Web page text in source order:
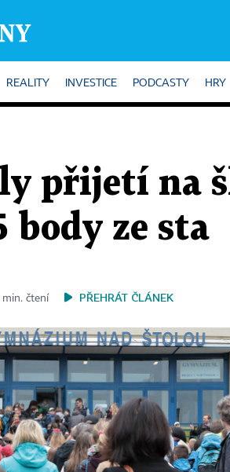
REALITY INVESTICE PODCASTY HRY
přijetí na
body ze sta
min. čtení
PŘEHRÁT ČLÁNEK